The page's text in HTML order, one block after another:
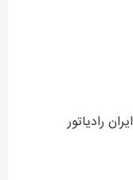
رادیاتور